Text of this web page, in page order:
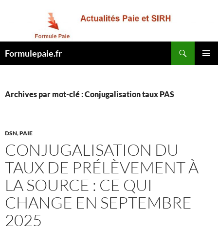
Formulepaie.fr
Archives par mot-clé : Conjugalisation taux PAS
DSN,PAIE
CONJUGALISATION DU
TAUX DE PRÉLÈVEMENT À
LA SOURCE : CE QUI
CHANGE EN SEPTEMBRE
2025